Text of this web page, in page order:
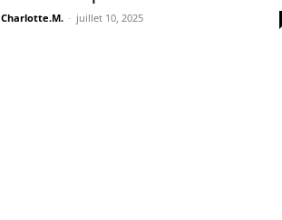
Charlotte.M. - juillet 10, 2025